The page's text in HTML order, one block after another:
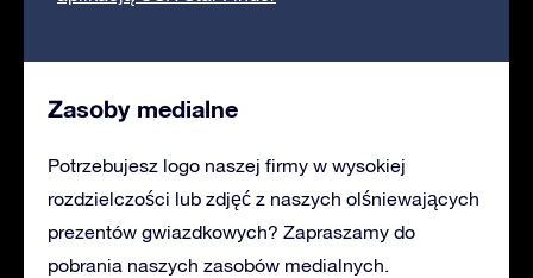
Zasoby medialne
Potrzebujesz logo naszej firmy w wysokiej
rozdzielczości lub zdjęć z naszych olśniewających
prezentów gwiazdkowych? Zapraszamy do
pobrania naszych zasobów medialnych.